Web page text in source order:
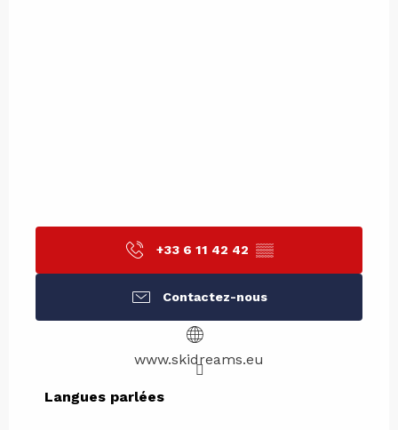
+33 6 11 42 42 ▒▒
Contactez-nous
www.skidreams.eu
Langues parlées
Langues parlées